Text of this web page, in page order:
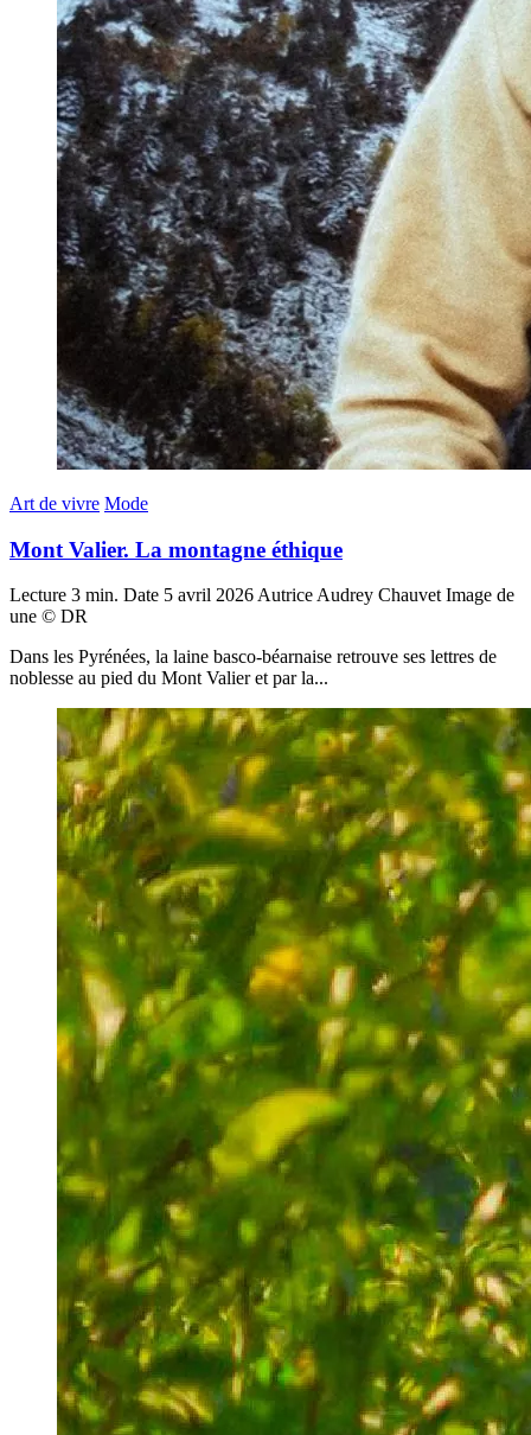
Art de vivre Mode
Mont Valier. La montagne éthique
Lecture 3 min. Date 5 avril 2026 Autrice Audrey Chauvet Image de
une © DR
Dans les Pyrénées, la laine basco-béarnaise retrouve ses lettres de
noblesse au pied du Mont Valier et par la...